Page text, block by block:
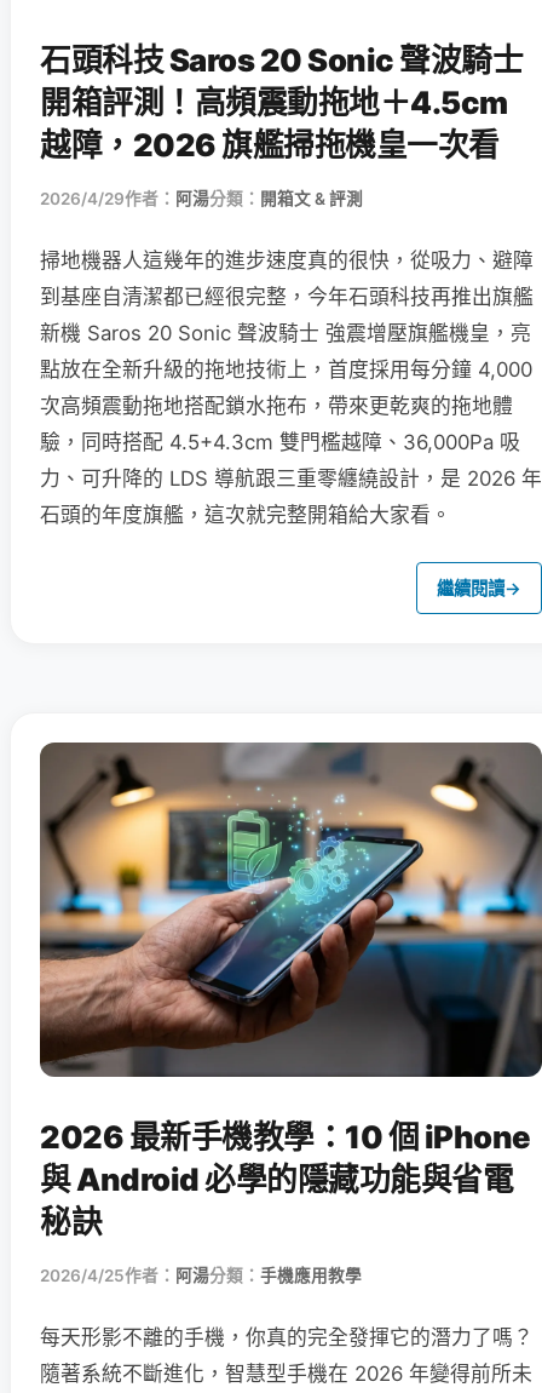
石頭科技 Saros 20 Sonic 聲波騎士
開箱評測！高頻震動拖地＋4.5cm
越障，2026 旗艦掃拖機皇一次看
2026/4/29作者： 阿湯分類： 開箱文 & 評測
掃地機器人這幾年的進步速度真的很快，從吸力、避障
到基座自清潔都已經很完整，今年石頭科技再推出旗艦
新機 Saros 20 Sonic 聲波騎士 強震增壓旗艦機皇，亮
點放在全新升級的拖地技術上，首度採用每分鐘 4,000
次高頻震動拖地搭配鎖水拖布，帶來更乾爽的拖地體
驗，同時搭配 4.5+4.3cm 雙門檻越障、36,000Pa 吸
力、可升降的 LDS 導航跟三重零纏繞設計，是 2026 年
石頭的年度旗艦，這次就完整開箱給大家看。
繼續閱讀→
2026 最新手機教學：10 個 iPhone
與 Android 必學的隱藏功能與省電
秘訣
2026/4/25作者： 阿湯分類： 手機應用教學
每天形影不離的手機，你真的完全發揮它的潛力了嗎？
隨著系統不斷進化，智慧型手機在 2026 年變得前所未